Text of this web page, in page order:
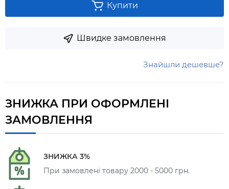
Купити
Швидке замовлення
Знайшли дешевше?
ЗНИЖКА ПРИ ОФОРМЛЕНІ
ЗАМОВЛЕННЯ
ЗНИЖКА 3%
При замовлені товару 2000 - 5000 грн.